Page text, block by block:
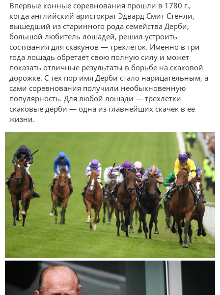
Впервые конные соревнования прошли в 1780 г.,
когда английский аристократ Эдвард Смит Стенли,
вышедший из старинного рода семейства Дерби,
большой любитель лошадей, решил устроить
состязания для скакунов — трехлеток. Именно в три
года лошадь обретает свою полную силу и может
показать отличные результаты в борьбе на скаковой
дорожке. С тех пор имя Дерби стало нарицательным, а
сами соревнования получили необыкновенную
популярность. Для любой лошади — трехлетки
скаковые дерби — одна из главнейших скачек в ее
жизни.